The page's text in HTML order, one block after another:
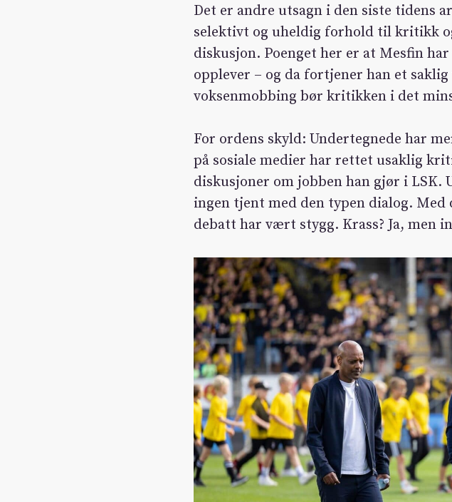
Det er andre utsagn i den siste tidens
selektivt og uheldig forhold til kritikk
diskusjon. Poenget her er at Mesfin
opplever – og da fortjener han et
voksenmobbing bør kritikken i det
For ordens skyld: Undertegnede har
på sosiale medier har rettet usaklig
diskusjoner om jobben han gjør i LSK.
ingen tjent med den typen dialog.
debatt har vært stygg. Krass? Ja, men